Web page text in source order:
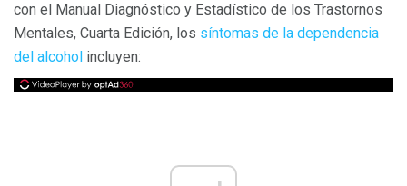
con el Manual Diagnóstico y Estadístico de los Trastornos
Mentales, Cuarta Edición, los síntomas de la dependencia
del alcohol incluyen: